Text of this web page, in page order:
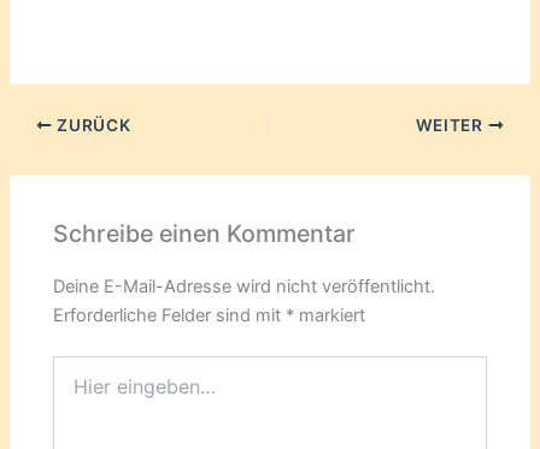
ZURÜCK WEITER
Schreibe einen Kommentar
Deine E-Mail-Adresse wird nicht veröffentlicht.
Erforderliche Felder sind mit * markiert
eingeben…